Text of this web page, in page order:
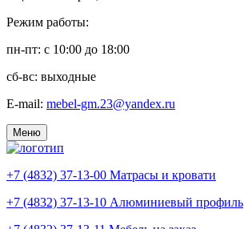
Режим работы:
пн-пт: c 10:00 до 18:00
сб-вс: выходные
E-mail: mebel-gm.23@yandex.ru
Меню
+7 (4832) 37-13-00 Матрасы и кровати
+7 (4832) 37-13-10 Алюминиевый профиль